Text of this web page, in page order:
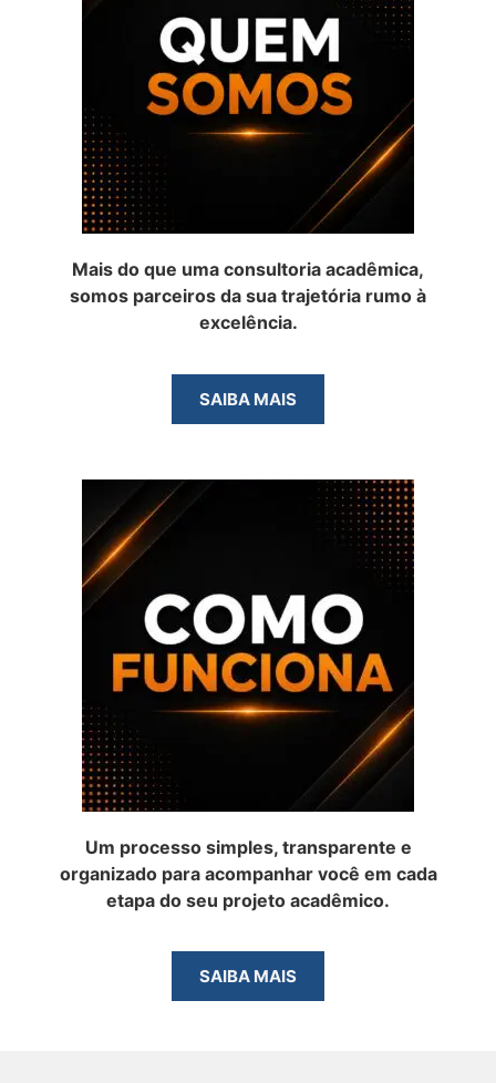
Mais do que uma consultoria acadêmica,
somos parceiros da sua trajetória rumo à
excelência.
SAIBA MAIS
Um processo simples, transparente e
organizado para acompanhar você em cada
etapa do seu projeto acadêmico.
SAIBA MAIS